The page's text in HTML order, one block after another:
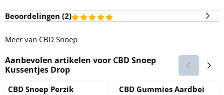
Beoordelingen (2)
Meer van CBD Snoep
Aanbevolen artikelen voor CBD Snoep
Kussentjes Drop
CBD Snoep Perzik CBD Gummies Aardbei